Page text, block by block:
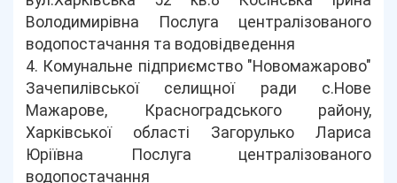
Володимирівна Послуга централізованого
водопостачання та водовідведення
4. Комунальне підприємство "Новомажарово"
Зачепилівської селищної ради с.Нове
Мажарове, Красноградського району,
Харківської області Загорулько Лариса
Юріївна Послуга централізованого
водопостачання